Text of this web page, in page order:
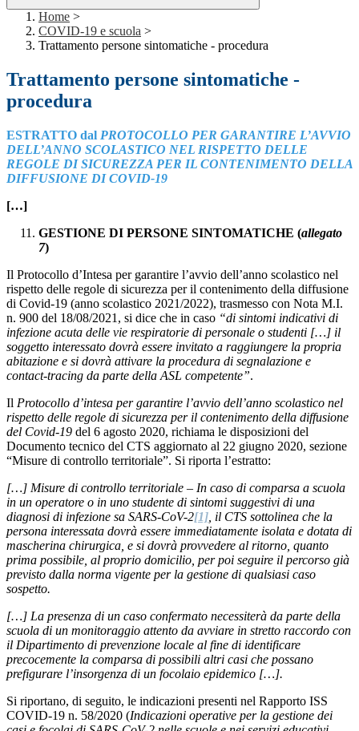
Home >
COVID-19 e scuola >
Trattamento persone sintomatiche - procedura
Trattamento persone sintomatiche -
procedura
ESTRATTO dal PROTOCOLLO PER GARANTIRE L’AVVIO
DELL’ANNO SCOLASTICO NEL RISPETTO DELLE
REGOLE DI SICUREZZA PER IL CONTENIMENTO DELLA
DIFFUSIONE DI COVID-19
[…]
GESTIONE DI PERSONE SINTOMATICHE (allegato
7)
Il Protocollo d’Intesa per garantire l’avvio dell’anno scolastico nel
rispetto delle regole di sicurezza per il contenimento della diffusione
di Covid-19 (anno scolastico 2021/2022), trasmesso con Nota M.I.
n. 900 del 18/08/2021, si dice che in caso “di sintomi indicativi di
infezione acuta delle vie respiratorie di personale o studenti […] il
soggetto interessato dovrà essere invitato a raggiungere la propria
abitazione e si dovrà attivare la procedura di segnalazione e
contact-tracing da parte della ASL competente”.
Il Protocollo d’intesa per garantire l’avvio dell’anno scolastico nel
rispetto delle regole di sicurezza per il contenimento della diffusione
del Covid-19 del 6 agosto 2020, richiama le disposizioni del
Documento tecnico del CTS aggiornato al 22 giugno 2020, sezione
“Misure di controllo territoriale”. Si riporta l’estratto:
[…] Misure di controllo territoriale – In caso di comparsa a scuola
in un operatore o in uno studente di sintomi suggestivi di una
diagnosi di infezione sa SARS-CoV-2[1] , il CTS sottolinea che la
persona interessata dovrà essere immediatamente isolata e dotata di
mascherina chirurgica, e si dovrà provvedere al ritorno, quanto
prima possibile, al proprio domicilio, per poi seguire il percorso già
previsto dalla norma vigente per la gestione di qualsiasi caso
sospetto.
[…] La presenza di un caso confermato necessiterà da parte della
scuola di un monitoraggio attento da avviare in stretto raccordo con
il Dipartimento di prevenzione locale al fine di identificare
precocemente la comparsa di possibili altri casi che possano
prefigurare l’insorgenza di un focolaio epidemico […].
Si riportano, di seguito, le indicazioni presenti nel Rapporto ISS
COVID-19 n. 58/2020 (Indicazioni operative per la gestione dei